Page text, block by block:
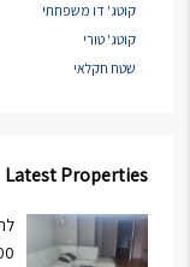
קוטג' דו משפחתי
קוטג' טורי
שטח חקלאי
Latest Properties